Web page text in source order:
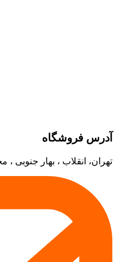
آدرس فروشگاه
تهران، انقلاب ، بهار جنوبی ،